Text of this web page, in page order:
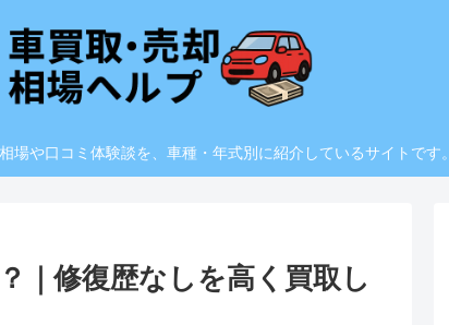
場や口コミ体験談を、車種・年式別に紹介しているサイトです。
｜修復歴なしを高く買取し